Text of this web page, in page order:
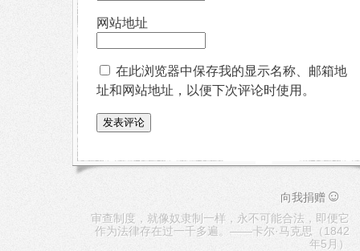
网站地址
在此浏览器中保存我的显示名称、邮箱地
址和网站地址，以便下次评论时使用。
向我捐赠 ☺
审查制度，就像奴隶制一样，永不可能合法，即便它
作为法律存在过一千多遍。——卡尔·马克思（1842
年5月）